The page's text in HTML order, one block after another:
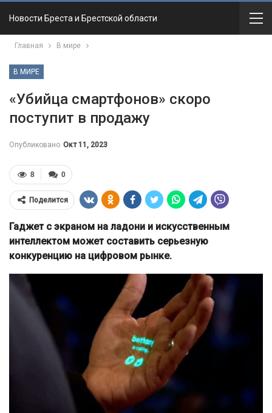
Новости Бреста и Брестской области
Главная В мире
В МИРЕ
«Убийца смартфонов» скоро
поступит в продажу
Опубликовано Окт 11, 2023
0
8
Поделится
Гаджет с экраном на ладони и искусственным
интеллектом может составить серьезную
конкуренцию на цифровом рынке.